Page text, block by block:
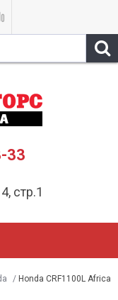
33
стр.1
/ Honda CRF1100L Africa